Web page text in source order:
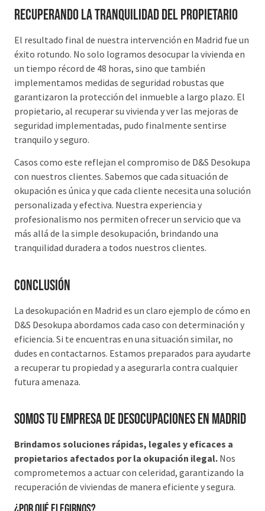
Recuperando la Tranquilidad del Propietario
El resultado final de nuestra intervención en Madrid fue un
éxito rotundo. No solo logramos desocupar la vivienda en
un tiempo récord de 48 horas, sino que también
implementamos medidas de seguridad robustas que
garantizaron la protección del inmueble a largo plazo. El
propietario, al recuperar su vivienda y ver las mejoras de
seguridad implementadas, pudo finalmente sentirse
tranquilo y seguro.
Casos como este reflejan el compromiso de D&S Desokupa
con nuestros clientes. Sabemos que cada situación de
okupación es única y que cada cliente necesita una solución
personalizada y efectiva. Nuestra experiencia y
profesionalismo nos permiten ofrecer un servicio que va
más allá de la simple desokupación, brindando una
tranquilidad duradera a todos nuestros clientes.
Conclusión
La desokupación en Madrid es un claro ejemplo de cómo en
D&S Desokupa abordamos cada caso con determinación y
eficiencia. Si te encuentras en una situación similar, no
dudes en contactarnos. Estamos preparados para ayudarte
a recuperar tu propiedad y a asegurarla contra cualquier
futura amenaza.
Somos tu Empresa de desocupaciones en Madrid
Brindamos soluciones rápidas, legales y eficaces a
propietarios afectados por la okupación ilegal. Nos
comprometemos a actuar con celeridad, garantizando la
recuperación de viviendas de manera eficiente y segura.